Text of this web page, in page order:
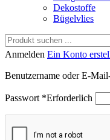
Dekostoffe
Bügelvlies
Anmelden Ein Konto
Benutzername oder E-
Passwort *Erforderlich